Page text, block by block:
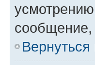
сообщение,
Вернуться